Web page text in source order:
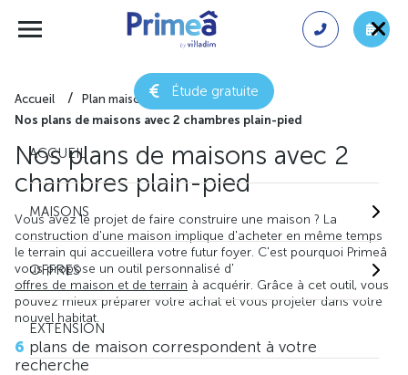
Étude gratuite
ACCUEIL
MAISONS
OFFRES
EXTENSION
Accueil
Plan maison gratuit
Nos plans de maisons avec 2 chambres plain-pied
Nos plans de maisons avec 2
chambres plain-pied
Vous avez le projet de faire construire une maison ? La
construction d'une maison implique d'acheter en même temps
le terrain qui accueillera votre futur foyer. C'est pourquoi Primeâ
vous propose un outil personnalisé d'
offres de maison et de terrain à acquérir. Grâce à cet outil, vous
pouvez mieux préparer votre achat et vous projeter dans votre
nouvel habitat.
6 plans de maison correspondent à votre
recherche